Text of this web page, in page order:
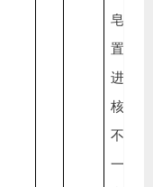
皂脚处
置单位
进行了
核查，
不存在
一直没